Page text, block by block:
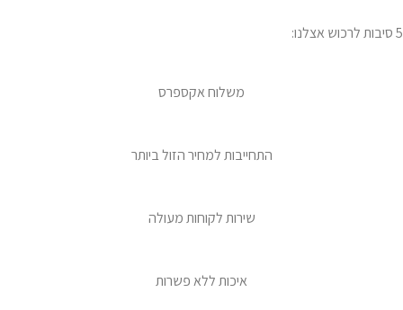
5 סיבות לרכוש אצלנו:
משלוח אקספרס
התחייבות למחיר הזול ביותר
שירות לקוחות מעולה
איכות ללא פשרות